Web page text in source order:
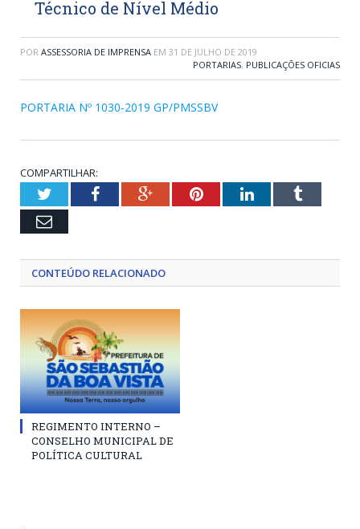
Técnico de Nível Médio
POR ASSESSORIA DE IMPRENSA EM 31 DE JULHO DE 2019
PORTARIAS, PUBLICAÇÕES OFICIAS
PORTARIA Nº 1030-2019 GP/PMSSBV
COMPARTILHAR:
TwitterFacebookGoogle+PinterestLinkedInTumblr
Email
CONTEÚDO RELACIONADO
REGIMENTO INTERNO –
CONSELHO MUNICIPAL DE
POLÍTICA CULTURAL